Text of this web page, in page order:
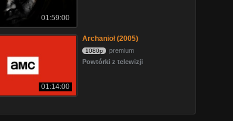
01:59:00
01:14:00
Archanioł (2005)
1080p
premium
Powtórki z telewizji